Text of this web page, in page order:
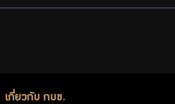
เกี่ยวกับ กบข.